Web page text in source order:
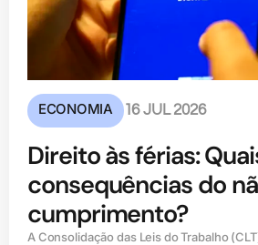
ECONOMIA 16 JUL 2026
Direito às férias:
consequências do
cumprimento?
A Consolidação das Leis do Trabalho